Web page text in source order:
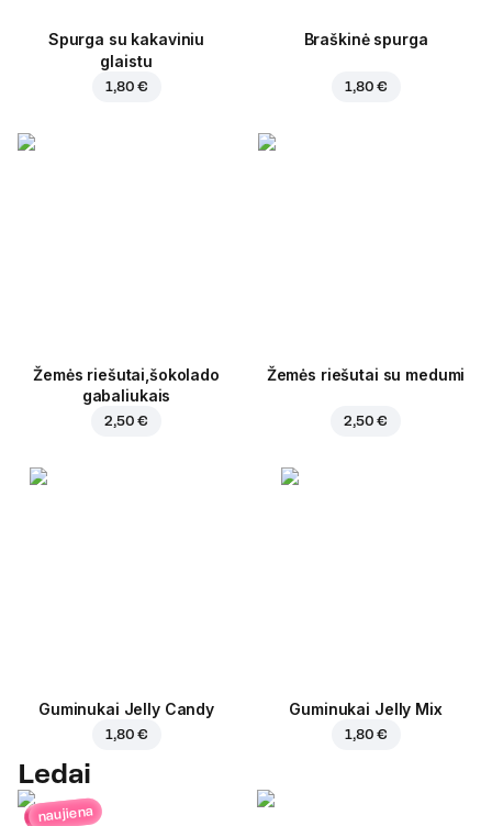
Spurga su kakaviniu
glaistu
1,80 €
Braškinė spurga
1,80 €
Žemės riešutai,šokolado
gabaliukais
2,50 €
Žemės riešutai su medumi
2,50 €
Guminukai Jelly Candy
1,80 €
Guminukai Jelly Mix
1,80 €
Ledai
naujiena